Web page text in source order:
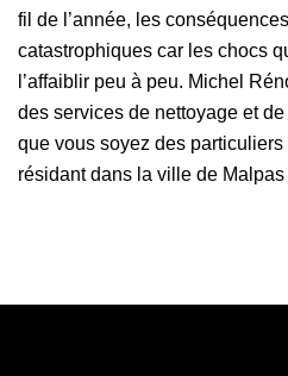
fil de l’année, les
catastrophiques car les chocs
l’affaiblir peu à peu. Michel
des services de nettoyage et
que vous soyez des
résidant dans la ville de